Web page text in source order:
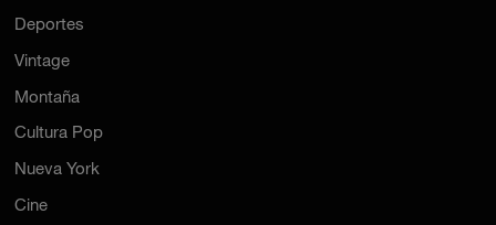
Deportes
Vintage
Montaña
Cultura Pop
Nueva York
Cine